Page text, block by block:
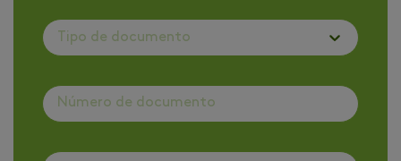
Tipo de documento